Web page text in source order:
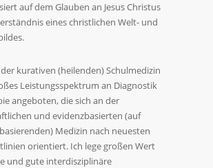
auf dem Glauben an Jesus Christus
eines christlichen Welt- und
kurativen (heilenden) Schulmedizin
Leistungsspektrum an Diagnostik
angeboten, die sich an der
und evidenzbasierten (auf
Medizin nach neuesten
orientiert. Ich lege großen Wert
und gute interdisziplinäre